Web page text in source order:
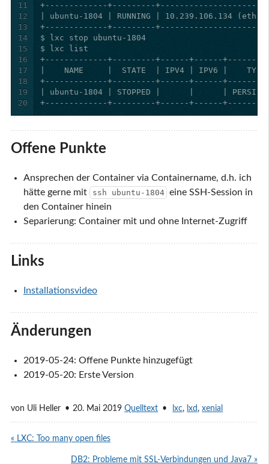
11
12
13
14
15
16
17
18
19
20
+-------------+---------+------+------
Offene Punkte
Ansprechen der Container via Containername, d.h. ich
hätte gerne mit
ssh ubuntu-1804 eine SSH-Session in
den Container hinein
Separierung: Container mit und ohne Internet-Zugriff
Links
Installationsvideo
Änderungen
2019-05-24: Offene Punkte hinzugefügt
2019-05-20: Erste Version
von Uli Heller 20. Mai 2019 Quelltext lxc, lxd ,xenial
« LXC: Too many open files
DB2: Probleme mit SSL-Verbindungen und Java7 »